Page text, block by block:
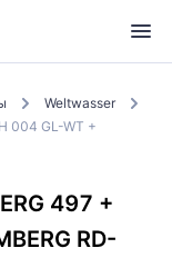
Weltwasser
004 GL-WT +
497 +
RD-